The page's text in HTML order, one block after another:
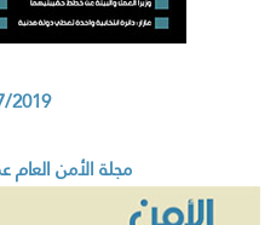
2019
مجلة الأمن العام عدد 70